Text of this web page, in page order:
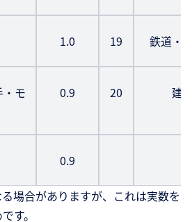
1.0 19 鉄道・
モ
0.9 20 建
0.9
場合がありますが、これは実数を
す。